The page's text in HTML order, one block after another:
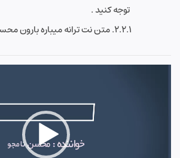
توجه کنید .
متن نت ترانه میباره بارون